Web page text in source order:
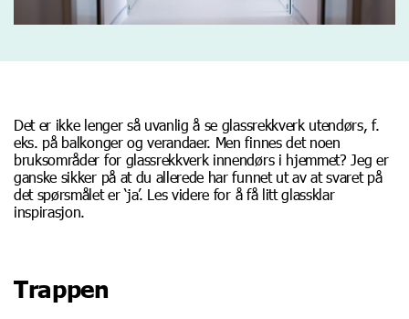
Det er ikke lenger så uvanlig å se glassrekkverk utendørs, f.
eks. på balkonger og verandaer. Men finnes det noen
bruksområder for glassrekkverk innendørs i hjemmet? Jeg er
ganske sikker på at du allerede har funnet ut av at svaret på
det spørsmålet er ‘ja’. Les videre for å få litt glassklar
inspirasjon.
Trappen